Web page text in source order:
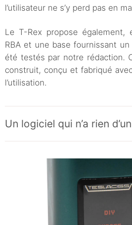
l’utilisateur ne s’y perd pas en
Le T-Rex propose également,
RBA et une base fournissant un
été testés par notre rédaction.
construit, conçu et fabriqué
l’utilisation.
Un logiciel qui n’a rien